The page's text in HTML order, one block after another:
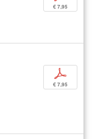
€ 7,95
p
€ 7,95